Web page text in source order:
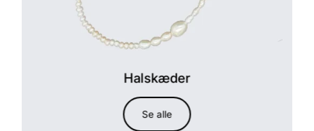
Halskæder
Se alle